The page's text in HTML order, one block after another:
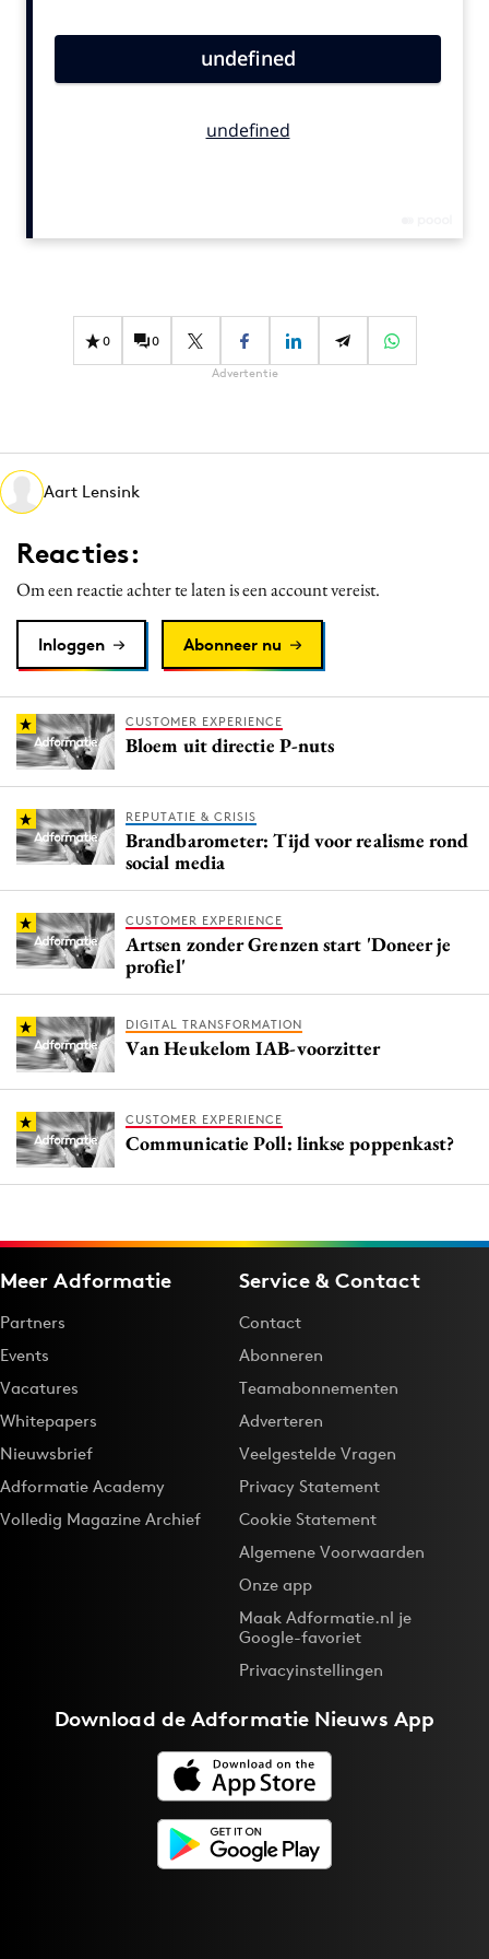
Carriere
Diversiteit
Interne communicatie
Martech
Media
Merkstrategie
PR
Purpose Marketing
Reputatie & crisis
0 0
Advertentie
Aart Lensink
Reacties:
Om een reactie achter te laten is een account vereist.
Inloggen Abonneer nu
CUSTOMER EXPERIENCE
Bloem uit directie P-nuts
REPUTATIE & CRISIS
Brandbarometer: Tijd voor realisme rond
social media
CUSTOMER EXPERIENCE
Artsen zonder Grenzen start 'Doneer je
profiel'
DIGITAL TRANSFORMATION
Van Heukelom IAB-voorzitter
CUSTOMER EXPERIENCE
Communicatie Poll: linkse poppenkast?
Meer Adformatie
Partners
Events
Vacatures
Whitepapers
Nieuwsbrief
Adformatie Academy
Volledig Magazine Archief
Service & Contact
Contact
Abonneren
Teamabonnementen
Adverteren
Veelgestelde Vragen
Privacy Statement
Cookie Statement
Algemene Voorwaarden
Onze app
Maak Adformatie.nl je
Google-favoriet
Privacyinstellingen
Download deAdformatie Nieuws App